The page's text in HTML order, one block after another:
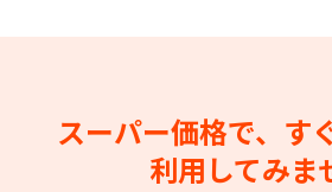
スーパー価格で、す
利用してみま